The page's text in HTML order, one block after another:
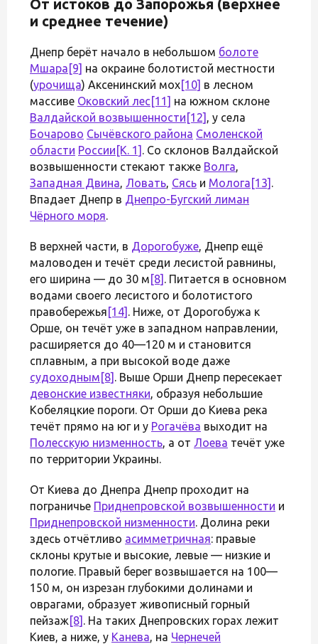
От истоков до Запорожья (верхнее
и среднее течение)
Днепр берёт начало в небольшом болоте
Мшара [9] на окраине болотистой местности
(урочища) Аксенинский мох[10] в лесном
массиве Оковский лес [11] на южном склоне
Валдайской возвышенности [12] , у села
Бочарово Сычёвского района Смоленской
области России [К. 1] . Со склонов Валдайской
возвышенности стекают также Волга,
Западная Двина, Ловать, Сясь и Молога [13] .
Впадает Днепр в Днепро-Бугский лиман
Чёрного моря.
В верхней части, в Дорогобуже, Днепр ещё
маловоден и течёт среди лесистой равнины,
его ширина — до 30 м [8] . Питается в основном
водами своего лесистого и болотистого
правобережья [14] . Ниже, от Дорогобужа к
Орше, он течёт уже в западном направлении,
расширяется до 40—120 м и становится
сплавным, а при высокой воде даже
судоходным [8] . Выше Орши Днепр пересекает
девонские известняки, образуя небольшие
Кобеляцкие пороги. От Орши до Киева река
течёт прямо на юг и у Рогачёва выходит на
Полесскую низменность, а от Лоева течёт уже
по территории Украины.
От Киева до Днепра Днепр проходит на
пограничье Приднепровской возвышенности и
Приднепровской низменности. Долина реки
здесь отчётливо асимметричная: правые
склоны крутые и высокие, левые — низкие и
пологие. Правый берег возвышается на 100—
150 м, он изрезан глубокими долинами и
оврагами, образует живописный горный
пейзаж [8] . На таких Днепровских горах лежит
Киев, а ниже, у Канева, на Чернечей